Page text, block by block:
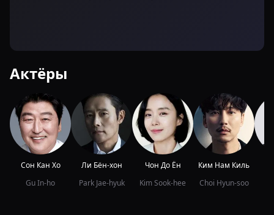
Актёры
Сон Кан Хо
Gu In-ho
Ли Бён-хон
Park Jae-hyuk
Чон До Ён
Kim Sook-hee
Ким Нам Киль
Choi Hyun-soo